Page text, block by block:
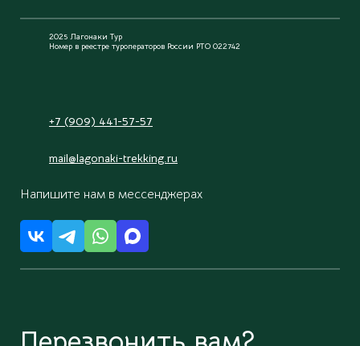
2025 Лагонаки Тур
Номер в реестре туроператоров России РТО 022742
+7 (909) 441-57-57
mail@lagonaki-trekking.ru
Напишите нам в мессенджерах